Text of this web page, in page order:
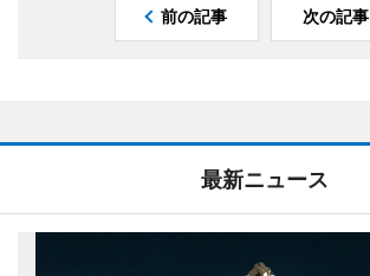
前の記事 次の記事
最新ニュース